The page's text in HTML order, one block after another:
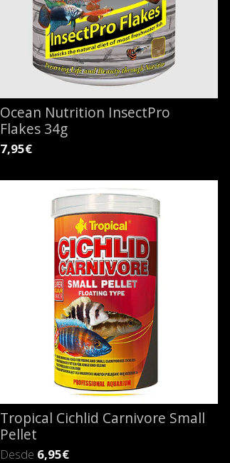
Ocean Nutrition InsectPro
Flakes 34g
7,95€
Tropical Cichlid Carnivore Small
Pellet
Desde 6,95€